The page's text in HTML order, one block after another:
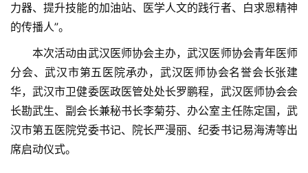
力器、提升技能的加油站、医学人文的践行者、白求恩精神
的传播人”。
本次活动由武汉医师协会主办，武汉医师协会青年医师
分会、武汉市第五医院承办，武汉医师协会名誉会长张建
华，武汉市卫健委医政医管处处长罗鹏程，武汉医师协会会
长勘武生、副会长兼秘书长李菊芬、办公室主任陈定国，武
汉市第五医院党委书记、院长严漫丽、纪委书记易海涛等出
席启动仪式。